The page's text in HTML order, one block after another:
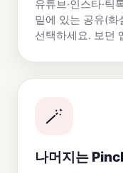
유튜브·인스타·
밑에 있는 공유(화
선택하세요. 보던
🪄
나머지는